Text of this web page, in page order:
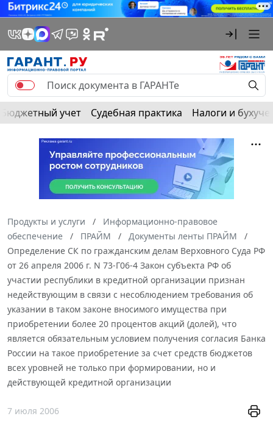
Бюджетный учет Судебная практика Налоги и
Продукты и услуги
Информационно-правовое
обеспечение
ПРАЙМ
Документы ленты ПРАЙМ
Определение СК по гражданским делам Верховного Суда РФ
от 26 апреля 2006 г. N 73-Г06-4 Закон субъекта РФ об
участии республики в кредитной организации признан
недействующим в связи с несоблюдением требования об
указании в таком законе вносимого имущества при
приобретении более 20 процентов акций (долей), что
является обязательным условием получения согласия Банка
России на такое приобретение за счет средств бюджетов
всех уровней не только при формировании, но и
действующей кредитной организации
7 июля 2006